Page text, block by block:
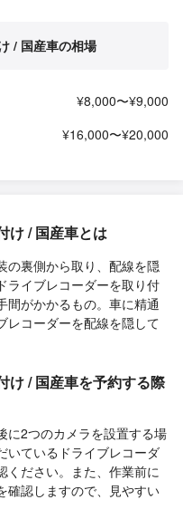
/ 国産車の相場
¥8,000〜¥9,000
¥16,000〜¥20,000
け / 国産車とは
の裏側から取り、配線を隠
ライブレコーダーを取り付
間がかかるもの。車に精通
レコーダーを配線を隠して
け / 国産車を予約する際
に2つのカメラを設置する場
いているドライブレコーダ
ください。また、作業前に
確認しますので、見やすい